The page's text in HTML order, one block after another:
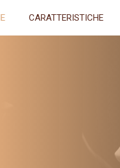
CARATTERISTICHE